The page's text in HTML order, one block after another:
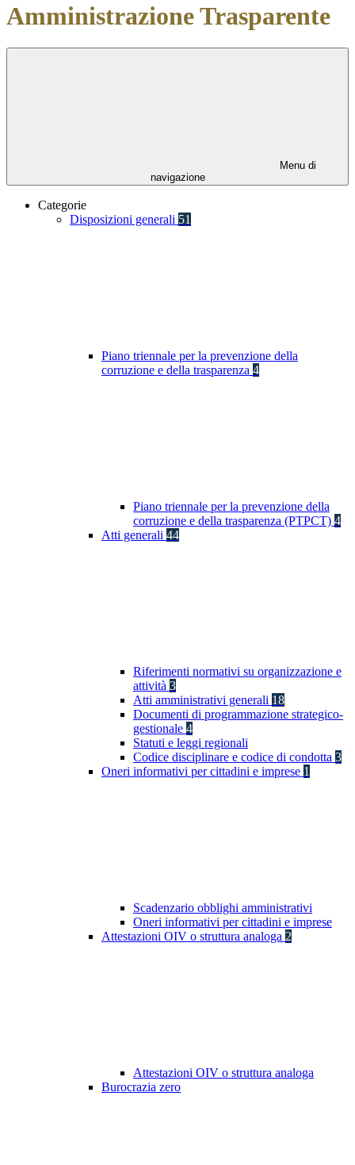
Amministrazione Trasparente
Menu di
navigazione
Categorie
Disposizioni generali 51
Piano triennale per la prevenzione della
corruzione e della trasparenza 4
Piano triennale per la prevenzione della
corruzione e della trasparenza (PTPCT) 4
Atti generali 44
Riferimenti normativi su organizzazione e
attività 3
Atti amministrativi generali 18
Documenti di programmazione strategico-
gestionale 4
Statuti e leggi regionali
Codice disciplinare e codice di condotta 3
Oneri informativi per cittadini e imprese 1
Scadenzario obblighi amministrativi
Oneri informativi per cittadini e imprese
Attestazioni OIV o struttura analoga 2
Attestazioni OIV o struttura analoga
Burocrazia zero